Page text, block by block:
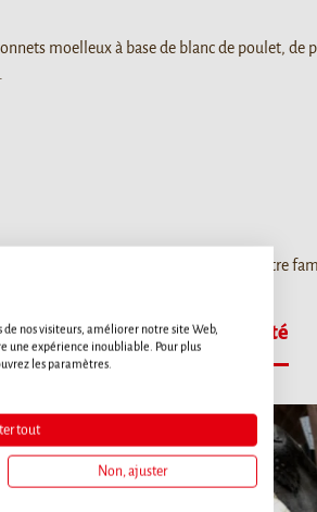
moelleux à base de blanc de poulet, de
chien est un membre à part entière de votre
Santé
de nos visiteurs, améliorer notre site Web,
une expérience inoubliable. Pour plus
les paramètres.
tout
Non, ajuster